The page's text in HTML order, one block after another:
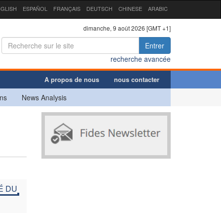
ESPAÑOL FRANÇAIS DEUTSCH CHINESE ARABIC
dimanche, 9 août 2026 [GMT +1]
Entrer
recherche avancée
A propos de nous nous contacter
News Analysis
DU